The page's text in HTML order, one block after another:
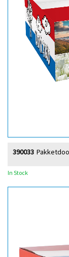
390033
In Stock